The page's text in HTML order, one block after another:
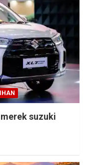
suzuki